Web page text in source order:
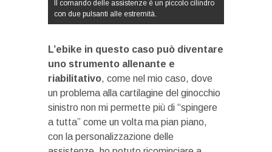
Il comando delle assistenze è un piccolo cilindro
con due pulsanti alle estremità.
L’ebike in questo caso può diventare
uno strumento allenante e
riabilitativo, come nel mio caso, dove
un problema alla cartilagine del ginocchio
sinistro non mi permette più di “spingere
a tutta” come un volta ma pian piano,
con la personalizzazione delle